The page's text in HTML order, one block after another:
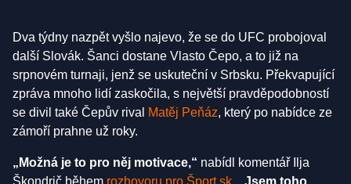
Dva týdny nazpět vyšlo najevo, že se do UFC probojoval
další Slovák. Šanci dostane Vlasto Čepo, a to již na
srpnovém turnaji, jenž se uskuteční v Srbsku. Překvapující
zpráva mnoho lidí zaskočila, s největší pravděpodobností
se divil také Čepův rival
Matěj Peňáz, který po nabídce ze
zámoří prahne už roky.
„Možná je to pro něj motivace,“ nabídl komentář Ilja